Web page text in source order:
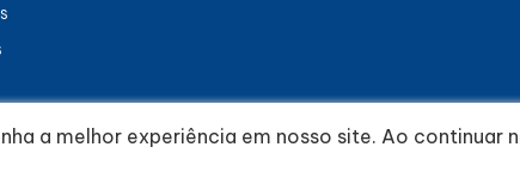
a melhor experiência em nosso site. Ao continuar